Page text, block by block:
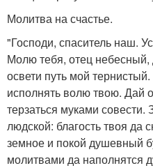
Молитва на счастье.
"Господи, спаситель наш.
Молю тебя, отец
освети путь мой
исполнять волю твою. Дай
терзаться муками
людской: благость твоя да
земное и покой душевный
молитвами да наполнятся